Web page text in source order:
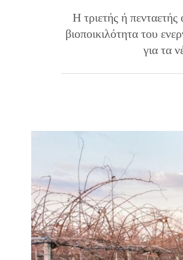
Η τριετής ή
βιοποικιλότητα του
για τα